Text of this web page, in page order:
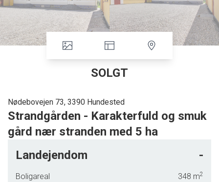
SOLGT
Nødebovejen 73, 3390 Hundested
Strandgården - Karakterfuld og smuk
gård nær stranden med 5 ha
mulighed for gode lejeindtægter.
Stuehuset er smukt og klassisk med nyere sortglasseret tegltag. Stuehuset
Landejendom -
Boligareal 348 m2